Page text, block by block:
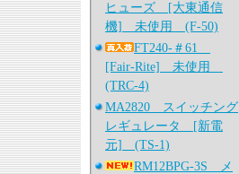
ヒューズ [大東通信
機] 未使用 (F-50)
FT240-＃61
[Fair-Rite] 未使用
(TRC-4)
MA2820 スイッチング
レギュレータ [新電
元] (TS-1)
RM12BPG-3S メ